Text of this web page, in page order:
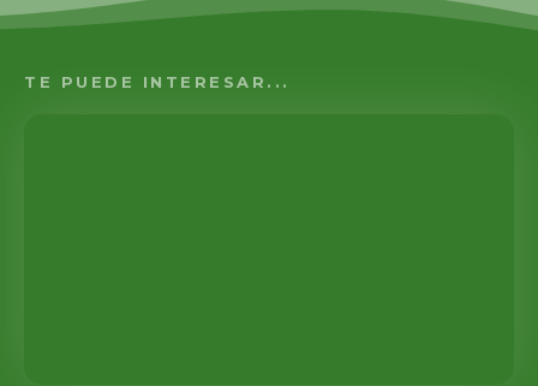
TE PUEDE INTERESAR...